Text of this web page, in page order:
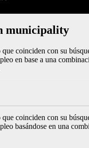
municipality
coinciden con su
en base a una
coinciden con su
basándose en una